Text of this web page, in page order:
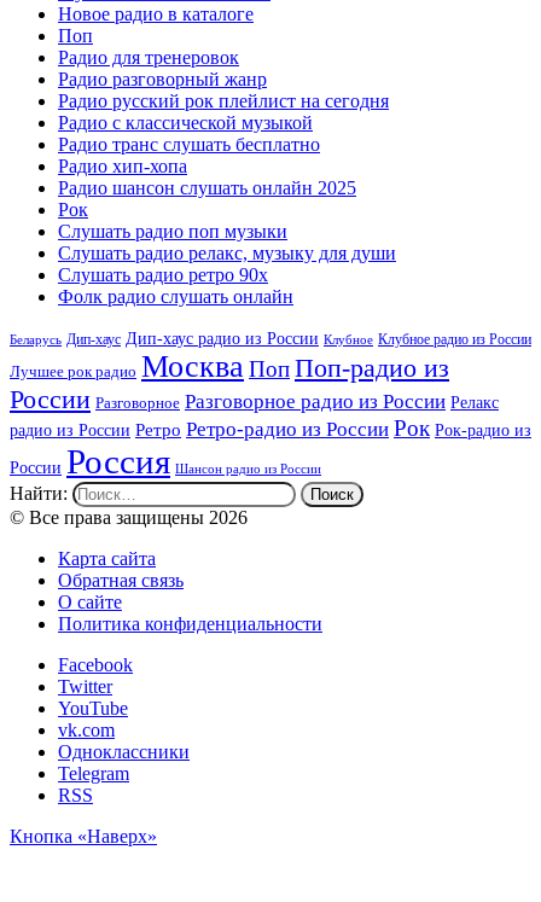
Новое радио в каталоге
Поп
Радио для тренеровок
Радио разговорный жанр
Радио русский рок плейлист на сегодня
Радио с классической музыкой
Радио транс слушать бесплатно
Радио хип-хопа
Радио шансон слушать онлайн 2025
Рок
Слушать радио поп музыки
Слушать радио релакс, музыку для души
Слушать радио ретро 90х
Фолк радио слушать онлайн
Беларусь Дип-хаус Дип-хаус радио из России Клубное Клубное радио из России
Лучшее рок радио МоскваПопПоп-радио из
России Разговорное Разговорное радио из России Релакс
радио из России Ретро Ретро-радио из России Рок Рок-радио из
России Россия Шансон радио из России
Найти:
© Все права защищены 2026
Карта сайта
Обратная связь
О сайте
Политика конфиденциальности
Facebook
Twitter
YouTube
vk.com
Одноклассники
Telegram
RSS
Кнопка «Наверх»